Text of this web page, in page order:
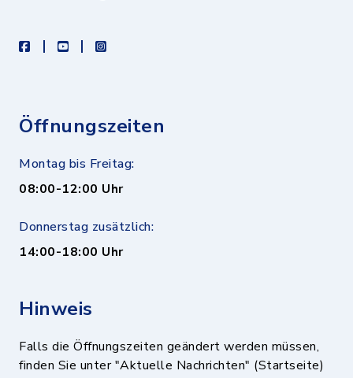
facebookyoutubeinstagram
Öffnungszeiten
Montag bis Freitag:
08:00-12:00 Uhr
Donnerstag zusätzlich:
14:00-18:00 Uhr
Hinweis
Falls die Öffnungszeiten geändert werden müssen,
finden Sie unter "Aktuelle Nachrichten" (Startseite)